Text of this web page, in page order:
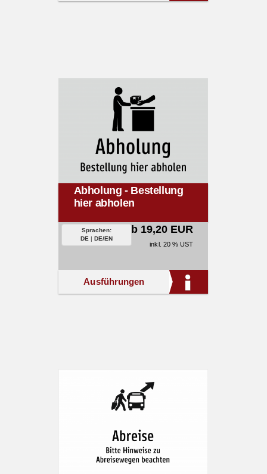
Abholung - Bestellung
hier abholen
Sprachen:
DE | DE/EN
ab 19,20 EUR
inkl. 20 % UST
Ausführungen